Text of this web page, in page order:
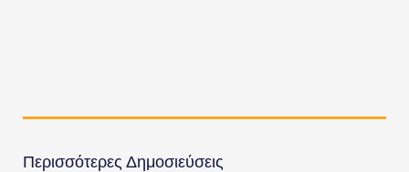
Περισσότερες Δημοσιεύσεις